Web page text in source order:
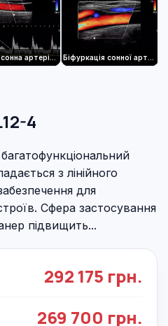
Загальна сонна артерія з кольоровим, імпульсно-хвильовим доплером та резистивним індексом (RI), показаним за допомогою датчика L12-4
4
з лінійного
для
Сфера застосування
підвищить...
292 175 грн.
269 700 грн.